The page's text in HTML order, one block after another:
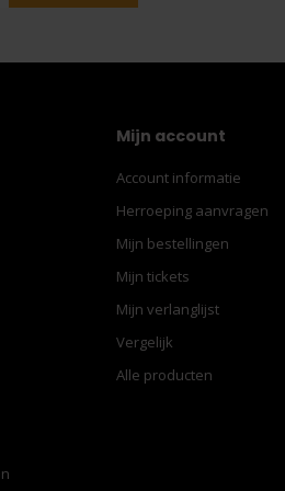
Mijn account
Account informatie
Herroeping aanvragen
Mijn bestellingen
Mijn tickets
Mijn verlanglijst
Vergelijk
Alle producten